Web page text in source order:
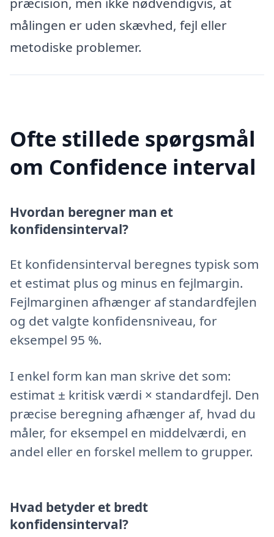
målingen er uden skævhed, fejl eller
metodiske problemer.
Ofte stillede spørgsmål
om Confidence interval
Hvordan beregner man et
konfidensinterval?
Et konfidensinterval beregnes typisk som
et estimat plus og minus en fejlmargin.
Fejlmarginen afhænger af standardfejlen
og det valgte konfidensniveau, for
eksempel 95 %.
I enkel form kan man skrive det som:
estimat ± kritisk værdi × standardfejl. Den
præcise beregning afhænger af, hvad du
måler, for eksempel en middelværdi, en
andel eller en forskel mellem to grupper.
Hvad betyder et bredt
konfidensinterval?